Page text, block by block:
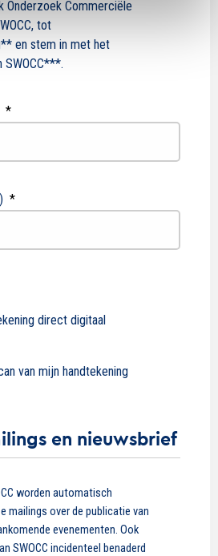
Onderzoek Commerciële
tot
en stem in met het
SWOCC***.
*
*
direct digitaal
van mijn handtekening
en nieuwsbrief
worden automatisch
mailings over de publicatie van
evenementen. Ook
SWOCC incidenteel benaderd